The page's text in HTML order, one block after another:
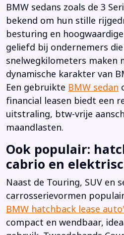
BMW sedans zoals de 3
bekend om hun stille
besturing en
geliefd bij ondernemers
snelwegkilometers maken
dynamische karakter van
Een gebruikte BMW sedan
financial leasen biedt een
uitstraling, btw-vrije
maandlasten.
Ook populair:
cabrio en
Naast de Touring, SUV en
carrosserievormen
BMW hatchback lease
compact en wendbaar,